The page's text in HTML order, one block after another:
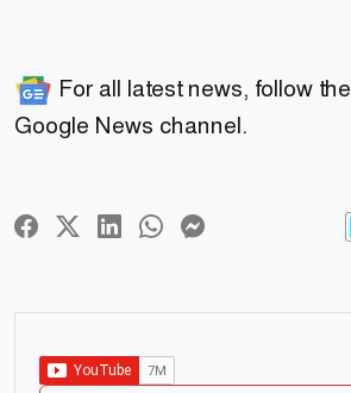
For all latest news, follow the
Google News channel.